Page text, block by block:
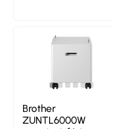
L9310CDW, HL-
L9310CDWT, MFC-
L8900CDW, MFC-
L9570CDWT, Couleur
du produit: Gris
Brother
ZUNTL6000W